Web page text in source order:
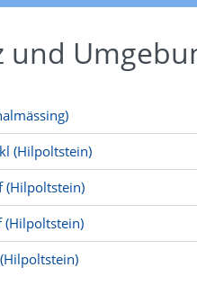
und
(Hilpoltstein)
(Hilpoltstein)
(Hilpoltstein)